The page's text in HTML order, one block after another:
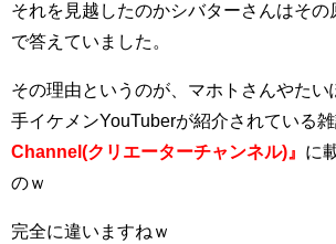
それを見越したのかシバターさんはその
で答えていました。
その理由というのが、マホトさんやたい
手イケメンYouTuberが紹介されている
Channel(クリエーターチャンネル) 』 に
のｗ
完全に違いますねｗ